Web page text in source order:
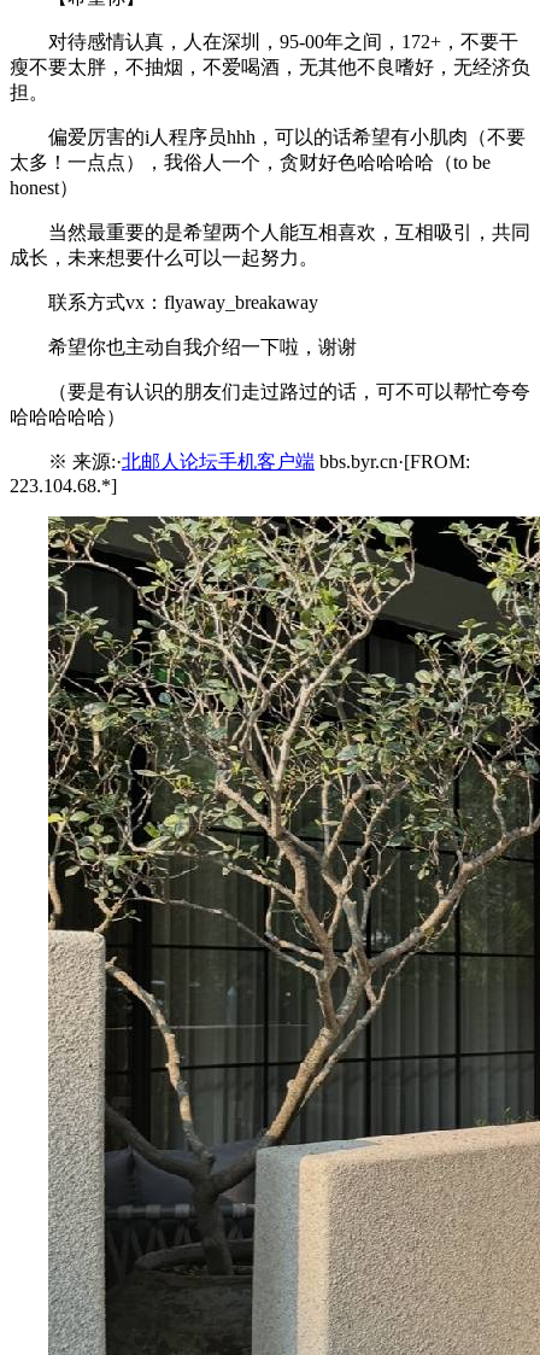
对待感情认真，人在深圳，95-00年之间，172+，不要干
瘦不要太胖，不抽烟，不爱喝酒，无其他不良嗜好，无经济负
担。
偏爱厉害的i人程序员hhh，可以的话希望有小肌肉（不要
太多！一点点），我俗人一个，贪财好色哈哈哈哈（to be
honest）
当然最重要的是希望两个人能互相喜欢，互相吸引，共同
成长，未来想要什么可以一起努力。
联系方式vx：flyaway_breakaway
希望你也主动自我介绍一下啦，谢谢
（要是有认识的朋友们走过路过的话，可不可以帮忙夸夸
哈哈哈哈哈）
※ 来源:·北邮人论坛手机客户端 bbs.byr.cn·[FROM:
223.104.68.*]